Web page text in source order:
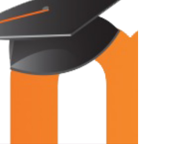
Ingresa a la plataforma de
Campus Virtual